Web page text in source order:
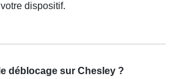
dispositif.
déblocage sur Chesley ?